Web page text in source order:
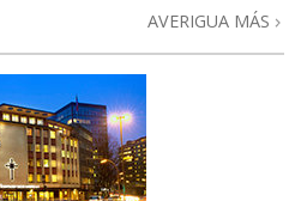
AVERIGUA MÁS